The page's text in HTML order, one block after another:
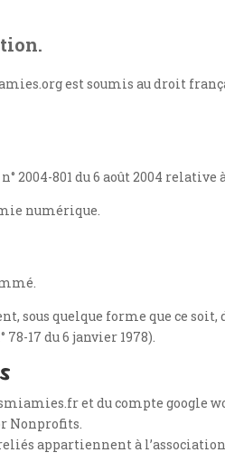
est soumis au droit
2004-801 du 6 août 2004
numérique.
quelque forme que ce
17 du 6 janvier 1978).
et du compte google
Nonprofits.
appartiennent à